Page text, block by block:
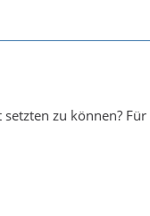
zu können?